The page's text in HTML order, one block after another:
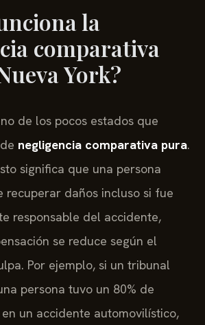
la
comparativa
York?
de los pocos estados que
negligencia comparativa pura.
significa que una persona
recuperar daños incluso si fue
responsable del accidente,
se reduce según el
Por ejemplo, si un tribunal
persona tuvo un 80% de
un accidente automovilístico,